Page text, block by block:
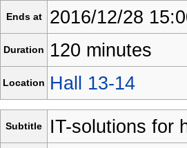
Ends at 2016/12/28
Duration 120 minutes
Location Hall 13-14
Subtitle IT-solutions for